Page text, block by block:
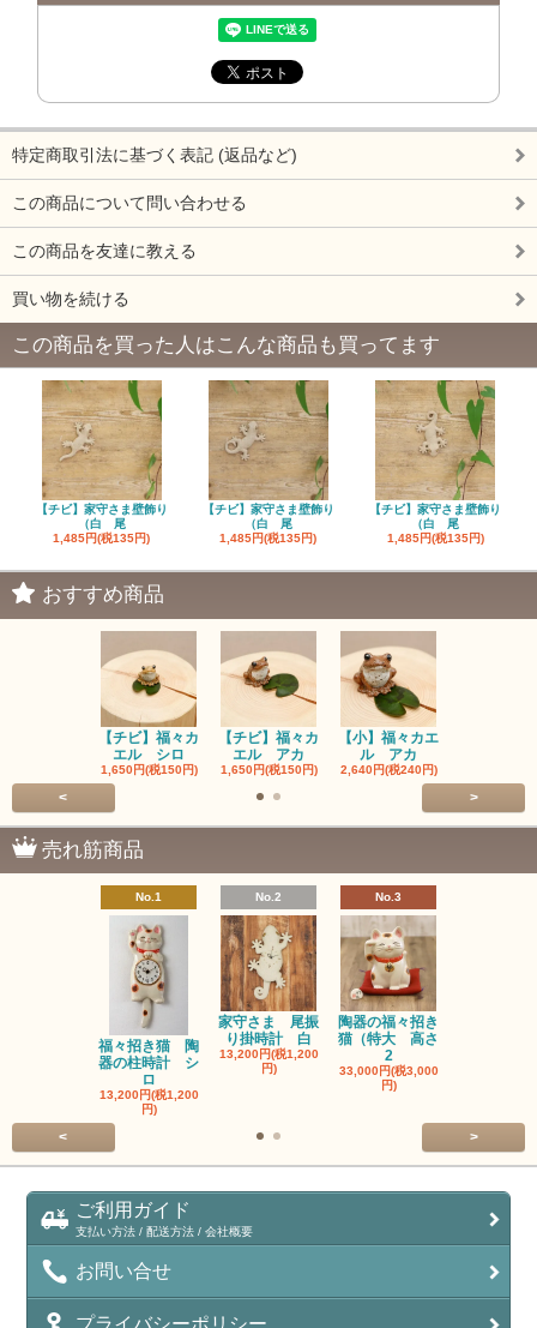
特定商取引法に基づく表記 (返品など)
この商品について問い合わせる
この商品を友達に教える
買い物を続ける
この商品を買った人はこんな商品も買ってます
【チビ】家守さま壁飾り
（白 尾
1,485円(税135円)
【チビ】家守さま壁飾り
（白 尾
1,485円(税135円)
【チビ】家守さま壁飾り
（白 尾
1,485円(税135円)
おすすめ商品
【チビ】福々カ
エル シロ
1,650円(税150円)
【チビ】福々カ
エル アカ
1,650円(税150円)
【小】福々カエ
ル アカ
2,640円(税240円)
< >
売れ筋商品
No.1
福々招き猫 陶
器の柱時計 シ
ロ
13,200円(税1,200
円)
No.2
家守さま 尾振
り掛時計 白
13,200円(税1,200
円)
No.3
陶器の福々招き
猫（特大 高さ
2
33,000円(税3,000
円)
< >
ご利用ガイド
支払い方法 / 配送方法 / 会社概要
お問い合せ
プライバシーポリシー